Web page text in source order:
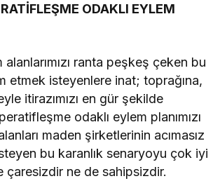
ODAKLI EYLEM
ranta peşkeş çeken bu
etmek isteyenlere inat; toprağına,
itirazımızı en gür şekilde
odaklı eylem planımızı
maden şirketlerinin acımasız
bu karanlık senaryoyu çok iyi
çaresizdir ne de sahipsizdir.